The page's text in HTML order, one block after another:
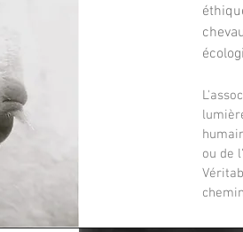
chevau
ou de